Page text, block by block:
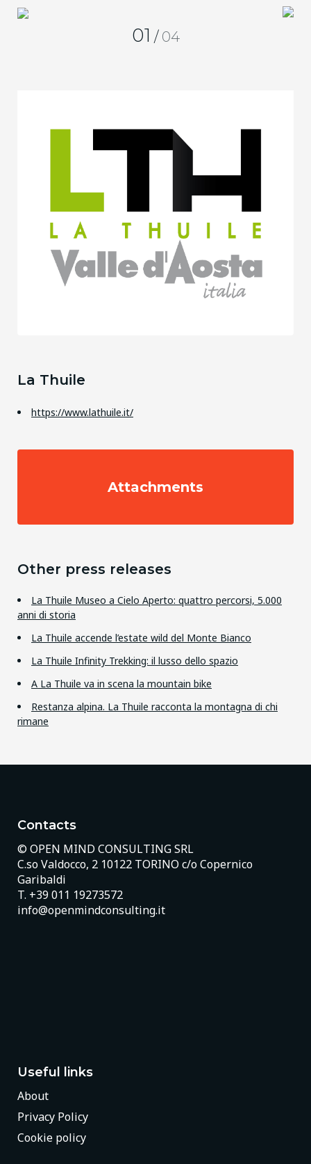
01 / 04
La Thuile
https://www.lathuile.it/
Attachments
Other press releases
La Thuile Museo a Cielo Aperto: quattro percorsi, 5.000
anni di storia
La Thuile accende l’estate wild del Monte Bianco
La Thuile Infinity Trekking: il lusso dello spazio
A La Thuile va in scena la mountain bike
Restanza alpina. La Thuile racconta la montagna di chi
rimane
Contacts
© OPEN MIND CONSULTING SRL
C.so Valdocco, 2 10122 TORINO c/o Copernico
Garibaldi
T. +39 011 19273572
info@openmindconsulting.it
Useful links
About
Privacy Policy
Cookie policy